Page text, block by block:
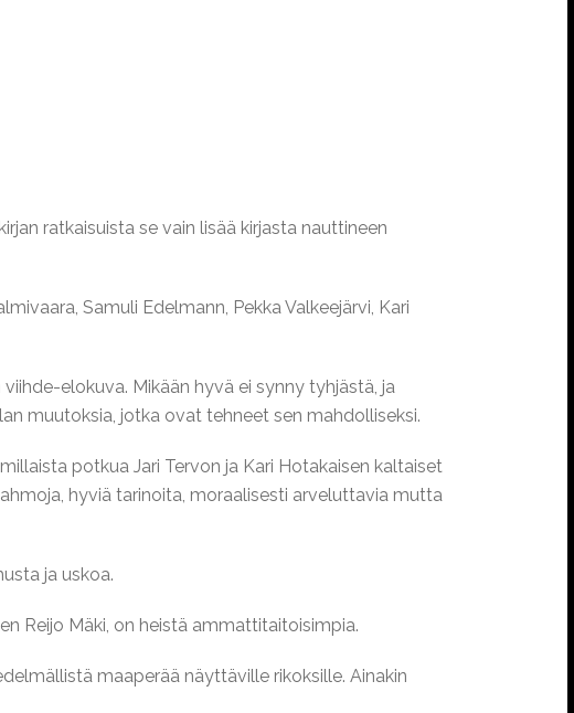
ratkaisuista se vain lisää kirjasta nauttineen
Samuli Edelmann, Pekka Valkeejärvi, Kari
elokuva. Mikään hyvä ei synny tyhjästä, ja
muutoksia, jotka ovat tehneet sen mahdolliseksi.
potkua Jari Tervon ja Kari Hotakaisen kaltaiset
hyviä tarinoita, moraalisesti arveluttavia mutta
ja uskoa.
Reijo Mäki, on heistä ammattitaitoisimpia.
maaperää näyttäville rikoksille. Ainakin